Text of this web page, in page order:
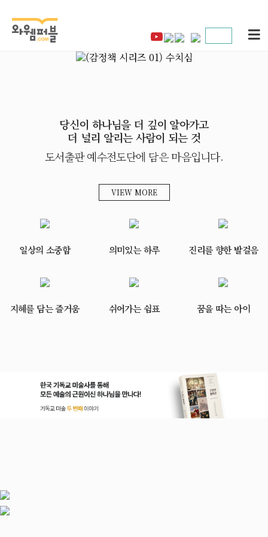
당신이 하나님을 더 깊이 알아가고
더 널리 알리는 사람이 되는 것
도서출판 예수전도단에 담은 마음입니다.
VIEW MORE
일상의 소중함 의미있는 하루 진리를 향한 발걸음
지혜를 담는 즐거움 쉬어가는 쉼표 꿈을 따는 아이